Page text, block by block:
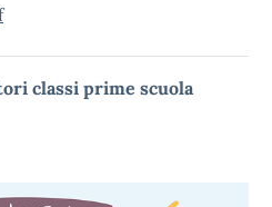
classi prime scuola